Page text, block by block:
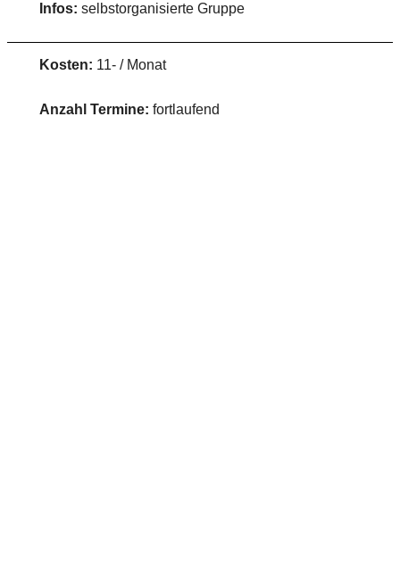
Infos: selbstorganisierte Gruppe
Kosten: 11- / Monat
Anzahl Termine: fortlaufend